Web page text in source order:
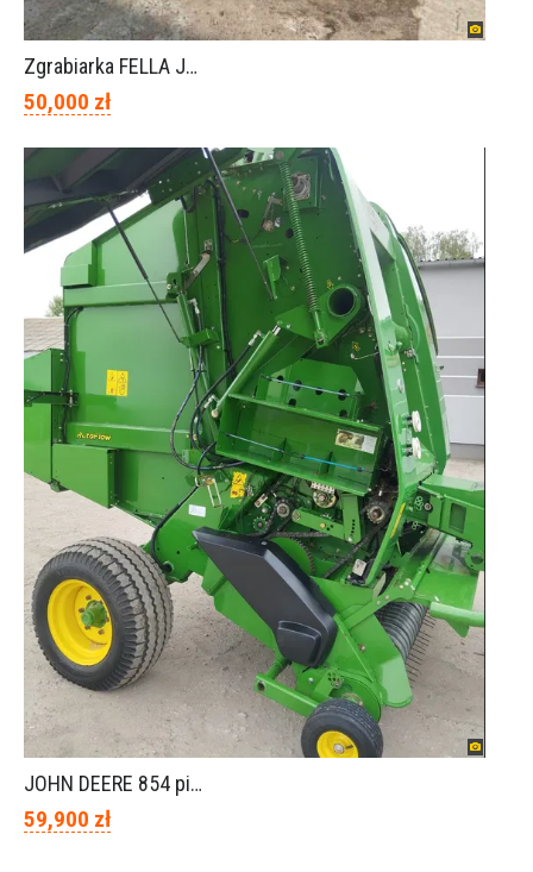
Zgrabiarka FELLA JURA 1402
50,000 zł
JOHN DEERE 854 piękny stan
59,900 zł